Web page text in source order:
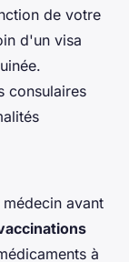
de votre
d'un visa
consulaires
avant
à